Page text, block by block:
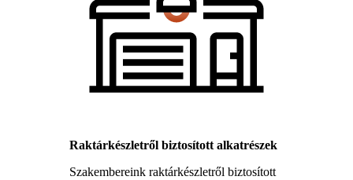
Raktárkészletről biztosított alkatrészek
Szakembereink raktárkészletről biztosított